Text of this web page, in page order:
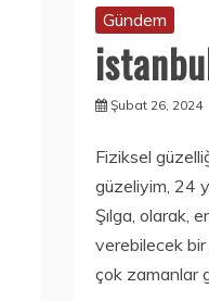
Gündem
Şubat 26, 2024
Fiziksel
güzeliyim, 24
Şılga, olarak,
verebilecek bir
çok zamanlar